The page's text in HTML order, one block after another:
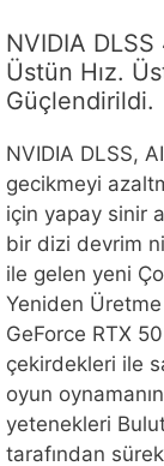
NVIDIA DLSS
Üstün Hız.
Güçlendirildi.
NVIDIA DLSS,
gecikmeyi
için yapay sinir
bir dizi devrim
ile gelen yeni
Yeniden
GeForce RTX
çekirdekleri ile
oyun
yetenekleri
tarafından